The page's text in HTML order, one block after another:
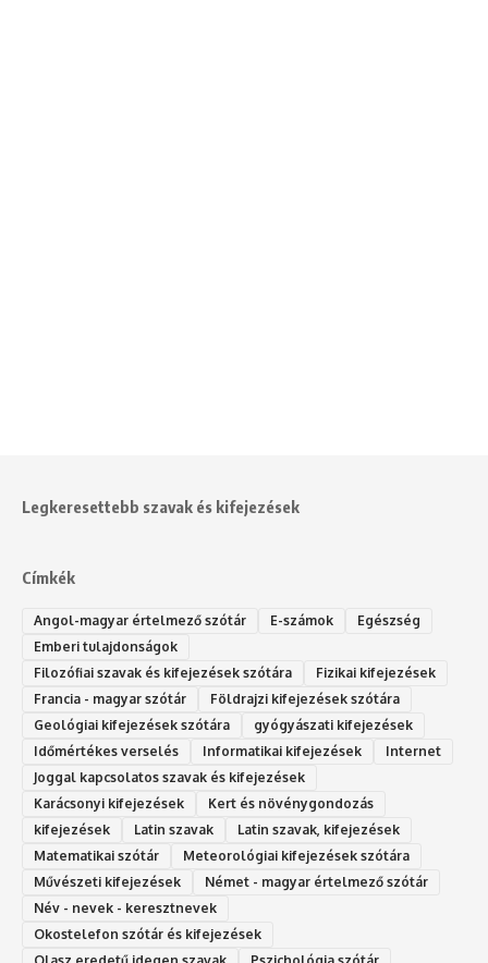
Legkeresettebb szavak és kifejezések
Címkék
Angol-magyar értelmező szótár E-számok
Egészség
Emberi tulajdonságok
Filozófiai szavak és kifejezések szótára
Fizikai kifejezések
Francia - magyar szótár
Földrajzi kifejezések szótára
Geológiai kifejezések szótára
gyógyászati kifejezések
Időmértékes verselés
Informatikai kifejezések
Internet
Joggal kapcsolatos szavak és kifejezések
Karácsonyi kifejezések
Kert és növénygondozás
kifejezések
Latin szavak
Latin szavak, kifejezések
Matematikai szótár
Meteorológiai kifejezések szótára
Művészeti kifejezések
Német - magyar értelmező szótár
Név - nevek - keresztnevek
Okostelefon szótár és kifejezések